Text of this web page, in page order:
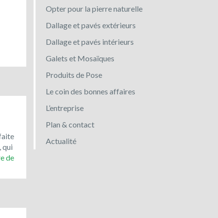
qui
deToujours
promotion
bleu
Opter pour la pierre naturelle
Dallage et pavés extérieurs
Dallage et pavés intérieurs
Galets et Mosaïques
Produits de Pose
Le coin des bonnes affaires
L’entreprise
Plan & contact
Actualité